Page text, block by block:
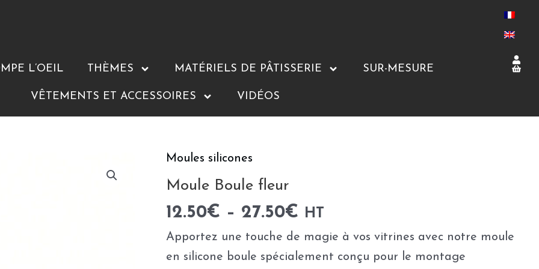
L’OEIL THÈMES MATÉRIELS DE PÂTISSERIE SUR-MESURE
VÊTEMENTS ET ACCESSOIRES VIDÉOS
Moules silicones
Moule Boule fleur
12.50€ – 27.50€ HT
Apportez une touche de magie à vos vitrines avec notre moule
en silicone boule spécialement conçu pour le montage
quantité
de
Boule
fleur